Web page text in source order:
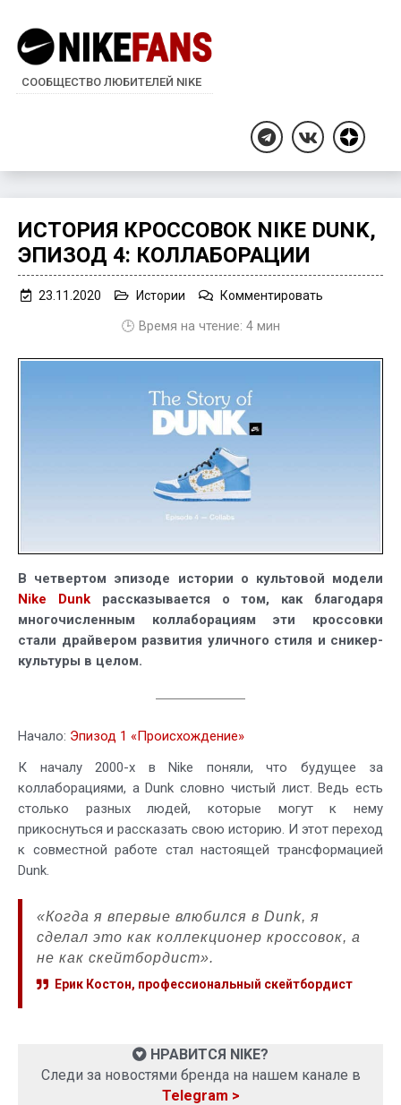
СООБЩЕСТВО ЛЮБИТЕЛЕЙ NIKE
TelegramВКонтакте
Дзен
ИСТОРИЯ КРОССОВОК NIKE DUNK,
ЭПИЗОД 4: КОЛЛАБОРАЦИИ
23.11.2020 Истории Комментировать
🕒 Время на чтение: 4 мин
В четвертом эпизоде истории о культовой модели
Nike Dunkрассказывается о том, как благодаря
многочисленным коллаборациям эти кроссовки
стали драйвером развития уличного стиля и сникер-
культуры в целом.
Начало: Эпизод 1 «Происхождение»
К началу 2000-х в Nike поняли, что будущее за
коллаборациями, а Dunk словно чистый лист. Ведь есть
столько разных людей, которые могут к нему
прикоснуться и рассказать свою историю. И этот переход
к совместной работе стал настоящей трансформацией
Dunk.
«Когда я впервые влюбился в Dunk, я
сделал это как коллекционер кроссовок, а
не как скейтбордист».
Ерик Костон, профессиональный скейтбордист
НРАВИТСЯ NIKE?
Следи за новостями бренда на нашем канале в
Telegram >